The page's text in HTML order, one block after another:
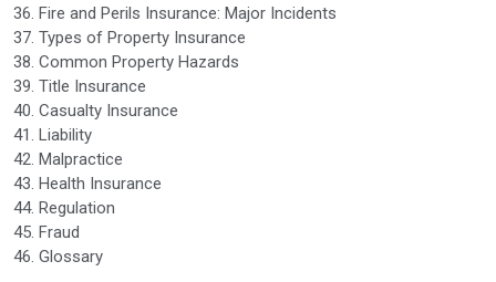
36. Fire and Perils Insurance: Major Incidents
37. Types of Property Insurance
38. Common Property Hazards
39. Title Insurance
40. Casualty Insurance
41. Liability
42. Malpractice
43. Health Insurance
44. Regulation
45. Fraud
46. Glossary